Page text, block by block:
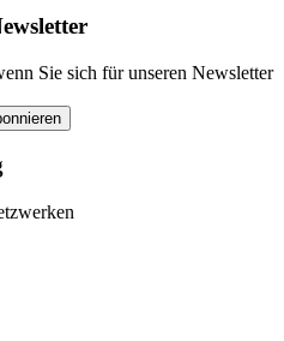
Sie sich für unseren Newsletter